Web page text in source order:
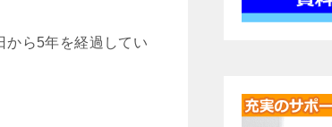
から5年を経過してい